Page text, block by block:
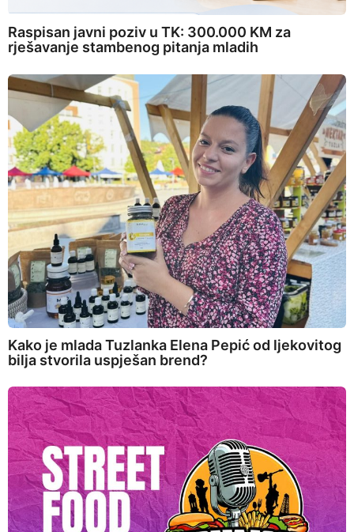
Raspisan javni poziv u TK: 300.000 KM za
rješavanje stambenog pitanja mladih
Kako je mlada Tuzlanka Elena Pepić od ljekovitog
bilja stvorila uspješan brend?